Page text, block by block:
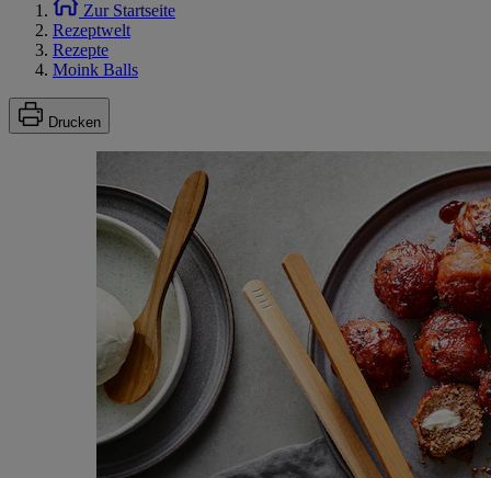
Zur Startseite
Rezeptwelt
Rezepte
Moink Balls
Drucken